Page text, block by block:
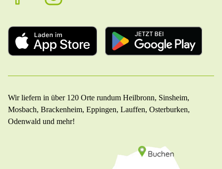
Wir liefern in über 120 Orte rundum Heilbronn, Sinsheim,
Mosbach, Brackenheim, Eppingen, Lauffen, Osterburken,
Odenwald und mehr!